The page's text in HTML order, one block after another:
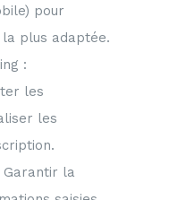
pour
plus adaptée.
:
les
les
Garantir la